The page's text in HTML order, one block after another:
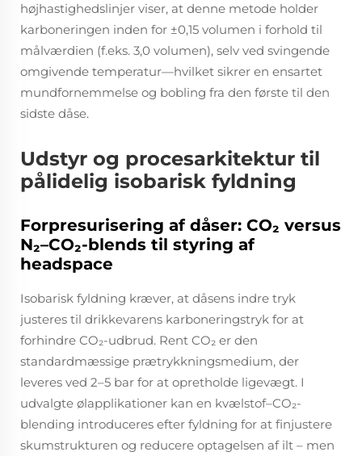
højhastighedslinjer viser, at denne metode holder
karboneringen inden for ±0,15 volumen i forhold til
målværdien (f.eks. 3,0 volumen), selv ved svingende
omgivende temperatur—hvilket sikrer en ensartet
mundfornemmelse og bobling fra den første til den
sidste dåse.
Udstyr og procesarkitektur til
pålidelig isobarisk fyldning
Forpresurisering af dåser: CO₂ versus
N₂–CO₂-blends til styring af
headspace
Isobarisk fyldning kræver, at dåsens indre tryk
justeres til drikkevarens karboneringstryk for at
forhindre CO₂-udbrud. Rent CO₂ er den
standardmæssige prætrykkningsmedium, der
leveres ved 2–5 bar for at opretholde ligevægt. I
udvalgte ølapplikationer kan en kvælstof–CO₂-
blending introduceres efter fyldning for at finjustere
skumstrukturen og reducere optagelsen af ilt – men